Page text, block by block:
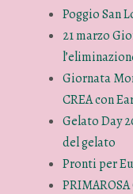
Poggio San
21 marzo
Giornata
CREA con
Gelato Day
del gelato
Pronti per